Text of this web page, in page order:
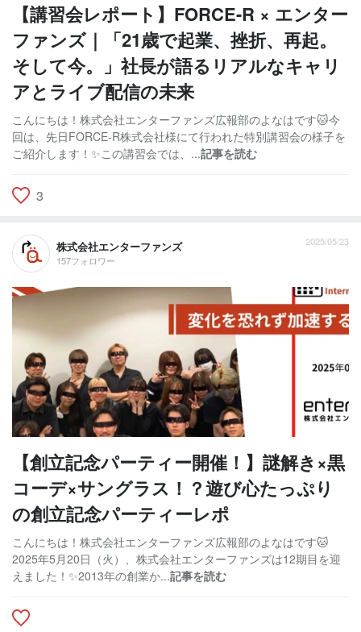
【講習会レポート】FORCE-R × エンター
ファンズ｜「21歳で起業、挫折、再起。
そして今。」社長が語るリアルなキャリ
アとライブ配信の未来
こんにちは！株式会社エンターファンズ広報部のよなはです🐱今
回は、先日FORCE-R株式会社様にて行われた特別講習会の様子を
ご紹介します！✨この講習会では、...記事を読む
3
株式会社エンターファンズ
157フォロワー
2025/05/23
【創立記念パーティー開催！】謎解き×黒
コーデ×サングラス！？遊び心たっぷり
の創立記念パーティーレポ
こんにちは！株式会社エンターファンズ広報部のよなはです🐱
2025年5月20日（火）、株式会社エンターファンズは12期目を迎
えました！✨️2013年の創業か...記事を読む